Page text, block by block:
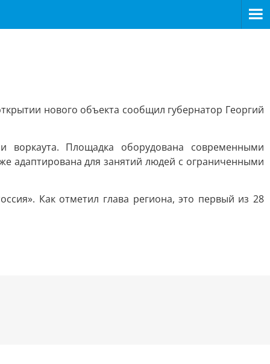
нового объекта сообщил губернатор Георгий
Площадка оборудована современными
адаптирована для занятий людей с ограниченными
Как отметил глава региона, это первый из 28